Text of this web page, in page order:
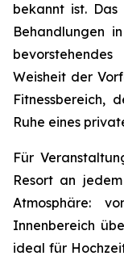
bekannt ist. Das
Behandlungen
Weisheit der
Fitnessbereich,
Ruhe eines
Für
Resort an
Atmosphäre:
Innenbereich
ideal für